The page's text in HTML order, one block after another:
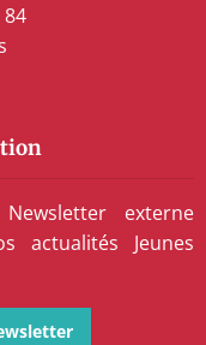
84
externe
actualités Jeunes